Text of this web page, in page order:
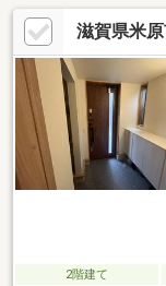
明の可能台数ではあ
道、汚水-個別浄化槽
坂田小学校まで約１
滋賀県米
2階建て